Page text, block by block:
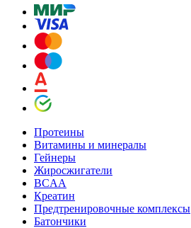
Протеины
Витамины и минералы
Гейнеры
Жиросжигатели
BCAA
Креатин
Предтренировочные комплексы
Батончики